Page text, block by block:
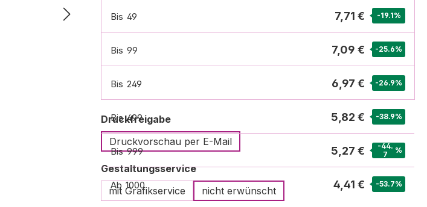
Bis 49 7,71 € -19.1%
Bis 99 7,09 € -25.6%
Bis 249 6,97 € -26.9%
Bis 499 5,82 € -38.9%
Bis 999 5,27 €
-44.
7
%
Ab 1000 4,41 € -53.7%
Druckfreigabeauswählen
Druckvorschau per E-Mail
Gestaltungsserviceauswählen
mit Grafikservice
nicht erwünscht